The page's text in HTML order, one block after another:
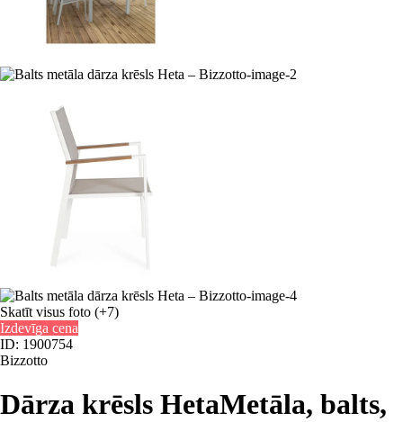
Skatīt visus foto (+7)
Izdevīga cena
ID: 1900754
Bizzotto
Dārza krēsls HetaMetāla, balts,